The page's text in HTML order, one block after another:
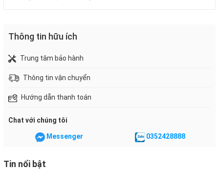
Thông tin hữu ích
Trung tâm bảo hành
Thông tin vận chuyển
Hướng dẫn thanh toán
Chat với chúng tôi
Messenger 0352428888
Tin nổi bật